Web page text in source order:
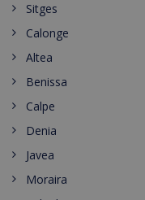
Sitges
Calonge
Altea
Benissa
Calpe
Denia
Javea
Moraira